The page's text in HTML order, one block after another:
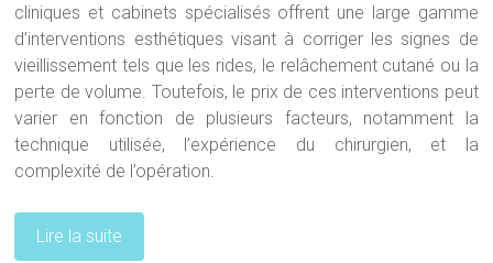
cliniques et cabinets spécialisés offrent une large gamme
d’interventions esthétiques visant à corriger les signes de
vieillissement tels que les rides, le relâchement cutané ou la
perte de volume. Toutefois, le prix de ces interventions peut
varier en fonction de plusieurs facteurs, notamment la
technique utilisée, l’expérience du chirurgien, et la
complexité de l’opération.
Lire la suite